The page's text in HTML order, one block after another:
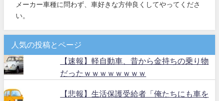
メーカー車種に問わず、車好きな方仲良くしてやってくださ
い。
人気の投稿とページ
【速報】軽自動車、昔から金持ちの乗り物
だったｗｗｗｗｗｗｗｗ
【悲報】生活保護受給者「俺たちにも車を